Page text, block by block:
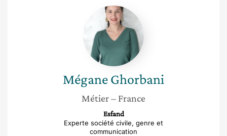
Mégane
Ghorbani
MéganeGhorbani
Métier– France
Esfand
Experte société civile, genre et
communication